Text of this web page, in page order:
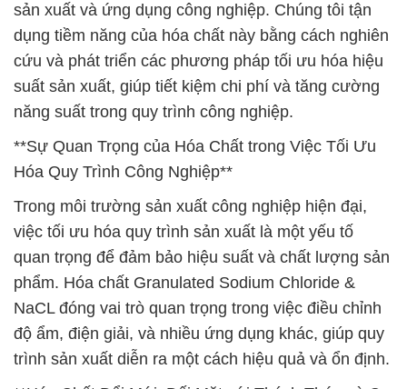
sản xuất và ứng dụng công nghiệp. Chúng tôi tận
dụng tiềm năng của hóa chất này bằng cách nghiên
cứu và phát triển các phương pháp tối ưu hóa hiệu
suất sản xuất, giúp tiết kiệm chi phí và tăng cường
năng suất trong quy trình công nghiệp.
**Sự Quan Trọng của Hóa Chất trong Việc Tối Ưu
Hóa Quy Trình Công Nghiệp**
Trong môi trường sản xuất công nghiệp hiện đại,
việc tối ưu hóa quy trình sản xuất là một yếu tố
quan trọng để đảm bảo hiệu suất và chất lượng sản
phẩm. Hóa chất Granulated Sodium Chloride &
NaCL đóng vai trò quan trọng trong việc điều chỉnh
độ ẩm, điện giải, và nhiều ứng dụng khác, giúp quy
trình sản xuất diễn ra một cách hiệu quả và ổn định.